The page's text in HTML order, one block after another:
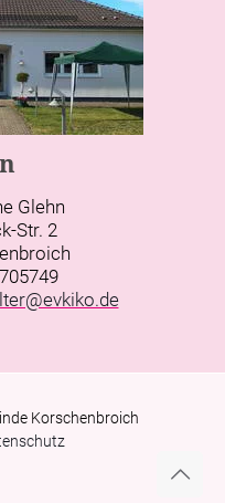
Glehn
Str. 2
Korschenbroich